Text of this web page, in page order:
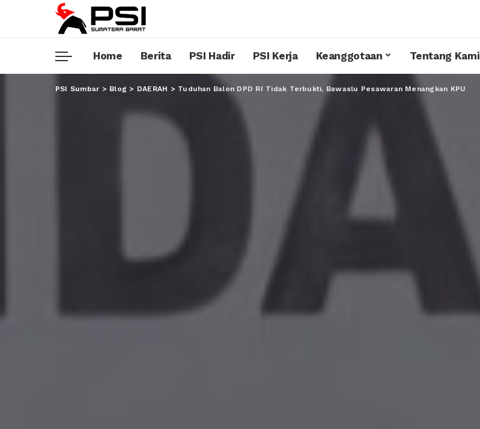
Home Berita PSI Hadir PSI Kerja Keanggotaan Tentang Kami
PSI Sumbar > Blog > DAERAH > Tuduhan Balon DPD RI Tidak Terbukti, Bawaslu Pesawaran Menangkan KPU